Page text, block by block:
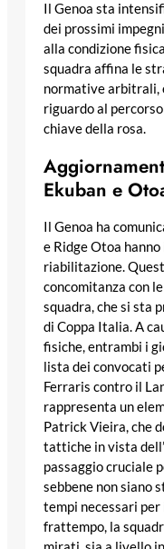
Il Genoa sta
dei prossimi
alla condizione
squadra affina le
normative arbitrali,
riguardo al
chiave della rosa.
Ekuban e
Il Genoa ha
e Ridge Otoa
riabilitazione.
concomitanza con
squadra, che si sta
di Coppa Italia. A
fisiche, entrambi i
lista dei convocati
Ferraris contro il
rappresenta un
Patrick Vieira, che
tattiche in vista
passaggio cruciale
sebbene non siano
tempi necessari
frattempo, la